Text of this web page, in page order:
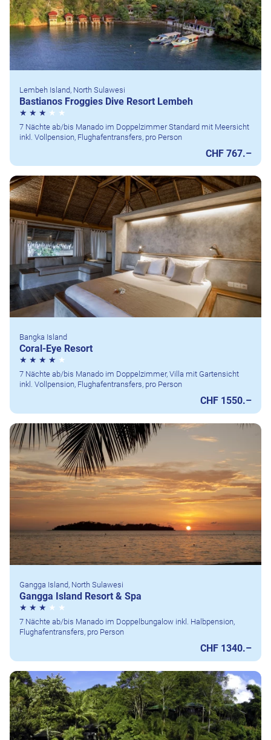
Lembeh Island, North Sulawesi
Bastianos Froggies Dive Resort Lembeh
7 Nächte ab/bis Manado im Doppelzimmer Standard mit Meersicht
inkl. Vollpension, Flughafentransfers, pro Person
CHF 767.–
Bangka Island
Coral-Eye Resort
7 Nächte ab/bis Manado im Doppelzimmer, Villa mit Gartensicht
inkl. Vollpension, Flughafentransfers, pro Person
CHF 1550.–
Gangga Island, North Sulawesi
Gangga Island Resort & Spa
7 Nächte ab/bis Manado im Doppelbungalow inkl. Halbpension,
Flughafentransfers, pro Person
CHF 1340.–